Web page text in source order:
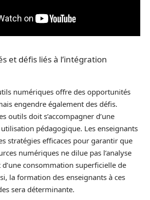
et défis liés à l’intégration
numériques offre des opportunités
engendre également des défis.
outils doit s’accompagner d’une
pédagogique. Les enseignants
stratégies efficaces pour garantir que
numériques ne dilue pas l’analyse
consommation superficielle de
la formation des enseignants à ces
sera déterminante.